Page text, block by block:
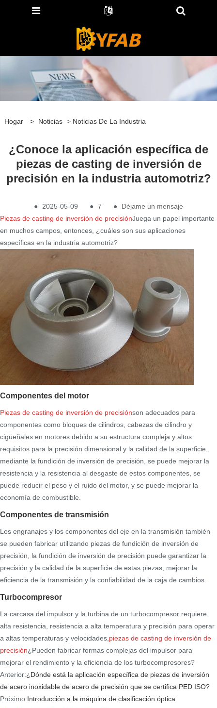
Hogar > Noticias > Noticias De La Industria
¿Conoce la aplicación específica de
piezas de casting de inversión de
precisión en la industria automotriz?
● 2025-05-09 ● 7 ●
Déjame un mensaje
Piezas de casting de inversión de precisiónJuega un papel importante
en muchos campos, entonces, ¿cuáles son sus aplicaciones
específicas en la industria automotriz?
Componentes del motor
Piezas de casting de inversión de precisiónson adecuados para
componentes como bloques de cilindros, cabezas de cilindro y
cigüeñales en motores debido a su estructura compleja y altos
requisitos para la precisión dimensional y la calidad de la superficie,
mediante la fundición de inversión de precisión, se puede mejorar la
resistencia y la resistencia al desgaste de estos componentes, se
puede reducir el peso y el ruido del motor, y se puede mejorar la
economía de combustible.
Componentes de transmisión
Los engranajes y los componentes del eje en la transmisión también
se pueden fabricar utilizando piezas de fundición de inversión de
precisión, la fundición de inversión de precisión puede garantizar la
precisión y la calidad de la superficie de estas piezas, mejorar la
eficiencia de la transmisión y la confiabilidad de la caja de cambios.
Turbocompresor
La carcasa del impulsor y la turbina de un turbocompresor requiere
alta resistencia, resistencia a alta temperatura y precisión para operar
a altas temperaturas y velocidades,piezas de casting de inversión de
precisión¿Pueden fabricar formas complejas del impulsor para
mejorar el rendimiento y la eficiencia de los turbocompresores?
Anterior:¿Dónde está la aplicación específica de piezas de inversión
de acero inoxidable de acero de precisión que se certifica PED ISO?
Próximo:Introducción a la máquina de clasificación óptica